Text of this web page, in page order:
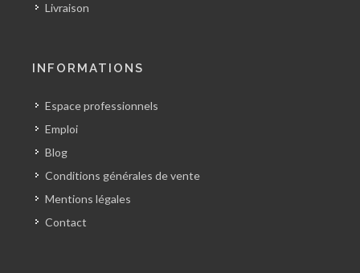
Livraison
INFORMATIONS
Espace professionnels
Emploi
Blog
Conditions générales de vente
Mentions légales
Contact